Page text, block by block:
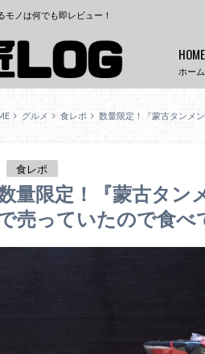
モノは何でも即レビュー！
ホーム
HOME
グルメ 食レポ 数量限定！『蒙古タンメ
食レポ
量限定！『蒙古タ
売っていたので食べ